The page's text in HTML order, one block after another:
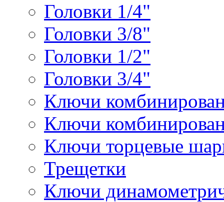
Головки 1/4"
Головки 3/8"
Головки 1/2"
Головки 3/4"
Ключи
Ключи
Ключи торцевые
Трещетки
Ключи